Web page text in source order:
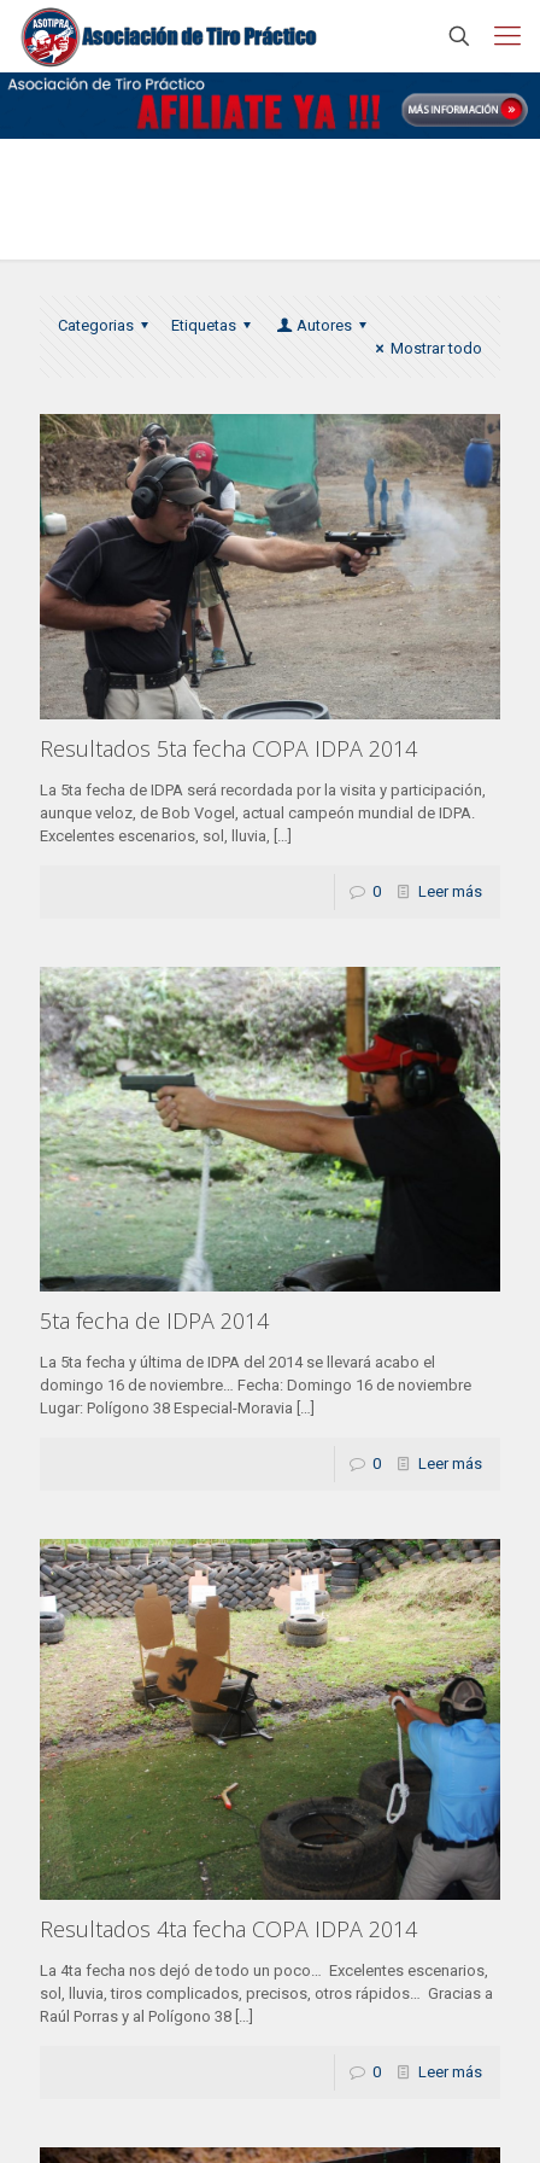
Categorias Etiquetas
Autores
Mostrar todo
Resultados 5ta fecha COPA IDPA 2014
La 5ta fecha de IDPA será recordada por la visita y participación,
aunque veloz, de Bob Vogel, actual campeón mundial de IDPA.
Excelentes escenarios, sol, lluvia, […]
0 Leer más
5ta fecha de IDPA 2014
La 5ta fecha y última de IDPA del 2014 se llevará acabo el
domingo 16 de noviembre… Fecha: Domingo 16 de noviembre
Lugar: Polígono 38 Especial-Moravia […]
0 Leer más
Resultados 4ta fecha COPA IDPA 2014
La 4ta fecha nos dejó de todo un poco… Excelentes escenarios,
sol, lluvia, tiros complicados, precisos, otros rápidos… Gracias a
Raúl Porras y al Polígono 38 […]
0 Leer más